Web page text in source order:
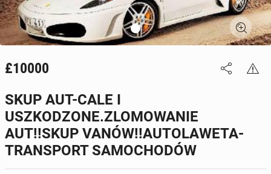
£10000
SKUP AUT-CALE I
USZKODZONE.ZLOMOWANIE
AUT!!SKUP VANÓW!!AUTOLAWETA-
TRANSPORT SAMOCHODÓW